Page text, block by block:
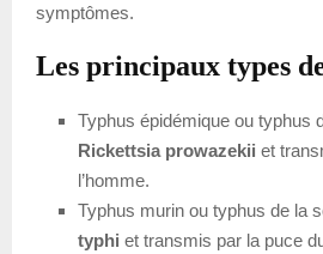
symptômes.
Les principaux types
Typhus épidémique ou typhus
Rickettsia prowazekii et
l’homme.
Typhus murin ou typhus de la
typhi et transmis par la puce